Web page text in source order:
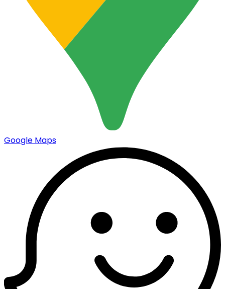
Google Maps